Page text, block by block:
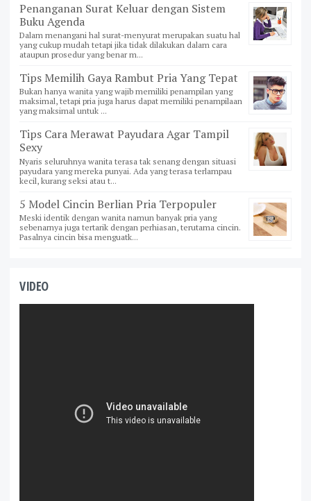
Penanganan Surat Keluar dengan Sistem
Buku Agenda
Dalam menangani hal surat-menyurat merupakan suatu hal
yang cukup mudah tetapi jika tidak dilakukan dalam cara
ataupun prosedur yang benar m...
Tips Memilih Gaya Rambut Pria Yang Tepat
Bukan hanya wanita yang wajib memiliki penampilan yang
maksimal, tetapi pria juga harus dapat memiliki penampilaan
yang maksimal untuk ...
Tips Cara Merawat Payudara Agar Tampil
Sexy
Nyaris seluruhnya wanita terasa tak senang dengan situasi
payudara yang mereka punyai. Ada yang terasa terlampau
kecil, kurang seksi atau t...
5 Model Cincin Berlian Pria Terpopuler
Meski identik dengan wanita namun banyak pria yang
sebenarnya juga tertarik dengan perhiasan, terutama cincin.
Pasalnya cincin bisa menguatk...
VIDEO